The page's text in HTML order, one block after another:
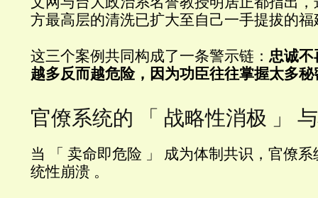
方最高层的清洗已扩大至自己一手提拔的福
这三个案例共同构成了一条警示链： 忠诚不
越多反而越危险，因为功臣往往掌握太多秘
官僚系统的 「 战略性消极 」
当 「 卖命即危险 」 成为体制共识，官僚
统性崩溃 。